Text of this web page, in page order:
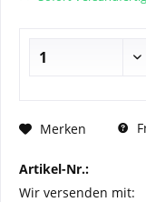
Merken
Artikel-Nr.:
Wir versenden mit: